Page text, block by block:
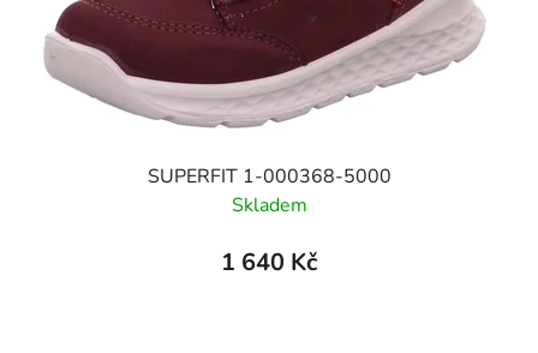
SUPERFIT 1-000368-5000
Skladem
1 640 Kč